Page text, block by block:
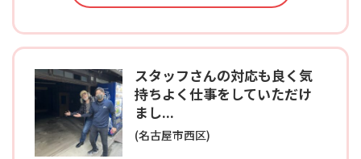
スタッフさんの対応も良く気
持ちよく仕事をしていただけ
まし...
(名古屋市西区)